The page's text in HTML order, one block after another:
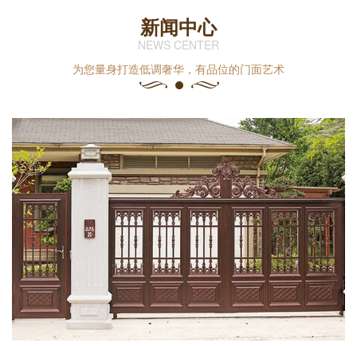
新闻中心
NEWS CENTER
为您量身打造低调奢华，有品位的门面艺术